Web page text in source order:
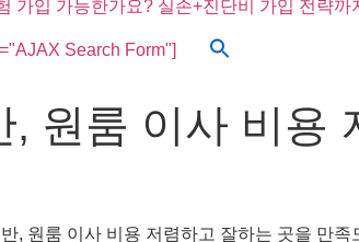
가입 가능한가요? 실손+진단비 가입 전략까
Search Form"]
원룸 이사 비용
, 원룸 이사 비용 저렴하고 잘하는 곳을 만